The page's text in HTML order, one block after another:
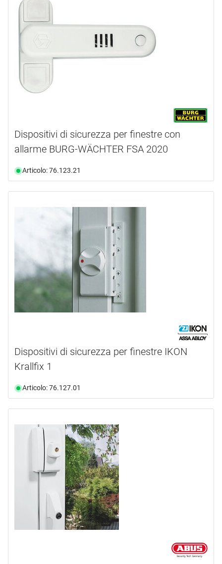
Dispositivi di sicurezza per finestre con
allarme BURG-WÄCHTER FSA 2020
Articolo: 76.123.21
Dispositivi di sicurezza per finestre IKON
Krallfix 1
Articolo: 76.127.01